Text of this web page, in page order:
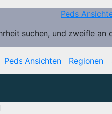
Peds
suchen, und zweifle an
Peds Ansichten Regionen